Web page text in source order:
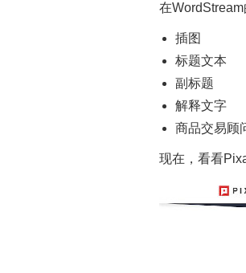
在
插图
标题文本
副标题
解释文字
商品交易顾
现在，看看